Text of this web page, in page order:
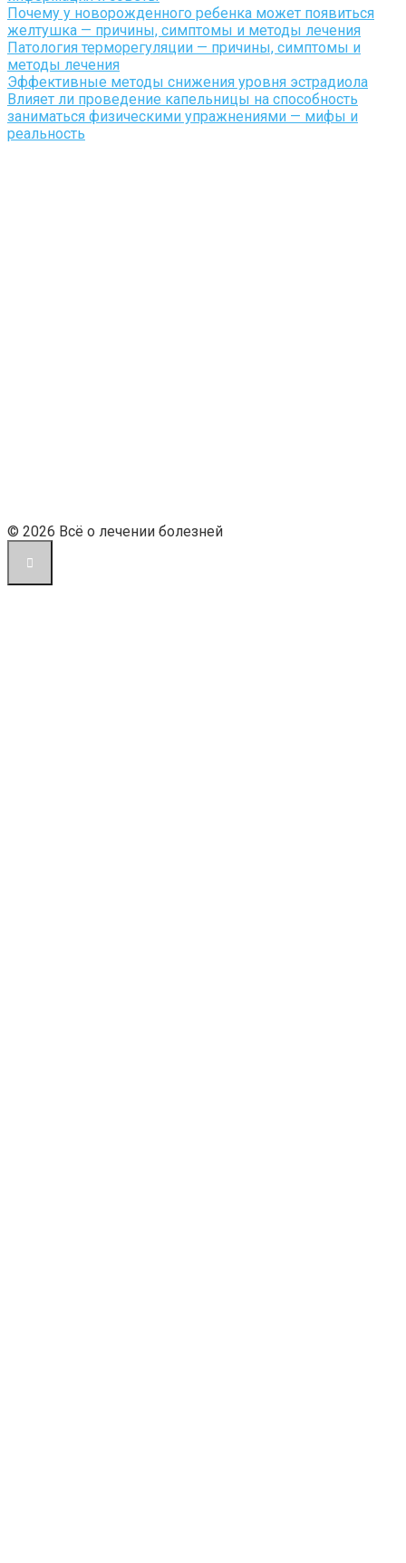
Почему у новорожденного ребенка может появиться
желтушка — причины, симптомы и методы лечения
Патология терморегуляции — причины, симптомы и
методы лечения
Эффективные методы снижения уровня эстрадиола
Влияет ли проведение капельницы на способность
заниматься физическими упражнениями — мифы и
реальность
© 2026 Всё о лечении болезней